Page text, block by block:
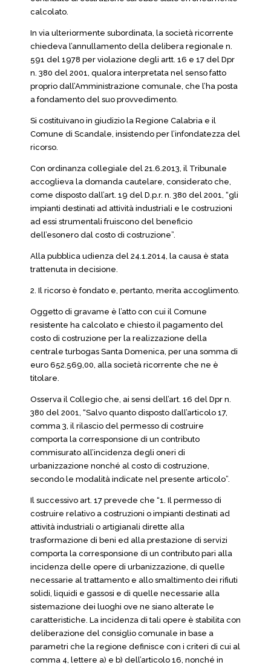
calcolato.
In via ulteriormente subordinata, la società ricorrente
chiedeva l’annullamento della delibera regionale n.
591 del 1978 per violazione degli artt. 16 e 17 del Dpr
n. 380 del 2001, qualora interpretata nel senso fatto
proprio dall’Amministrazione comunale, che l’ha posta
a fondamento del suo provvedimento.
Si costituivano in giudizio la Regione Calabria e il
Comune di Scandale, insistendo per l’infondatezza del
ricorso.
Con ordinanza collegiale del 21.6.2013, il Tribunale
accoglieva la domanda cautelare, considerato che,
come disposto dall’art. 19 del D.p.r. n. 380 del 2001, “gli
impianti destinati ad attività industriali e le costruzioni
ad essi strumentali fruiscono del beneficio
dell’esonero dal costo di costruzione”.
Alla pubblica udienza del 24.1.2014, la causa è stata
trattenuta in decisione.
2. Il ricorso è fondato e, pertanto, merita accoglimento.
Oggetto di gravame è l’atto con cui il Comune
resistente ha calcolato e chiesto il pagamento del
costo di costruzione per la realizzazione della
centrale turbogas Santa Domenica, per una somma di
euro 652.569,00, alla società ricorrente che ne è
titolare.
Osserva il Collegio che, ai sensi dell’art. 16 del Dpr n.
380 del 2001, “Salvo quanto disposto dall’articolo 17,
comma 3, il rilascio del permesso di costruire
comporta la corresponsione di un contributo
commisurato all’incidenza degli oneri di
urbanizzazione nonché al costo di costruzione,
secondo le modalità indicate nel presente articolo”.
Il successivo art. 17 prevede che “1. Il permesso di
costruire relativo a costruzioni o impianti destinati ad
attività industriali o artigianali dirette alla
trasformazione di beni ed alla prestazione di servizi
comporta la corresponsione di un contributo pari alla
incidenza delle opere di urbanizzazione, di quelle
necessarie al trattamento e allo smaltimento dei rifiuti
solidi, liquidi e gassosi e di quelle necessarie alla
sistemazione dei luoghi ove ne siano alterate le
caratteristiche. La incidenza di tali opere è stabilita con
deliberazione del consiglio comunale in base a
parametri che la regione definisce con i criteri di cui al
comma 4, lettere a) e b) dell’articolo 16, nonché in